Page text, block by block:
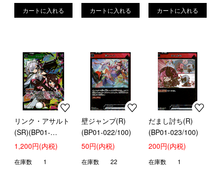
リンク・アサルト
(SR)(BP01-
044/100)
1,200円(内税)
在庫数 1
壁ジャンプ(R)
(BP01-022/100)
50円(内税)
在庫数 22
だまし討ち(R)
(BP01-023/100)
200円(内税)
在庫数 1